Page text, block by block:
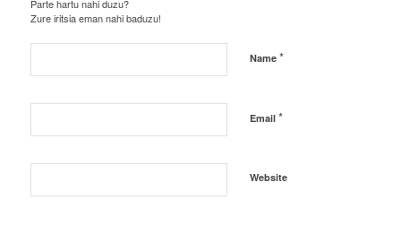
Parte hartu nahi duzu?
Zure iritsia eman nahi baduzu!
Name *
Email *
Website